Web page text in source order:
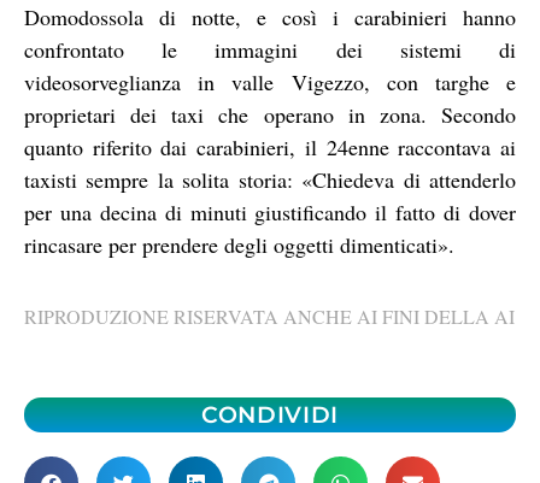
Domodossola di notte, e così i carabinieri hanno
confrontato le immagini dei sistemi di
videosorveglianza in valle Vigezzo, con targhe e
proprietari dei taxi che operano in zona. Secondo
quanto riferito dai carabinieri, il 24enne raccontava ai
taxisti sempre la solita storia: «Chiedeva di attenderlo
per una decina di minuti giustificando il fatto di dover
rincasare per prendere degli oggetti dimenticati».
RIPRODUZIONE RISERVATA ANCHE AI FINI DELLA AI
CONDIVIDI